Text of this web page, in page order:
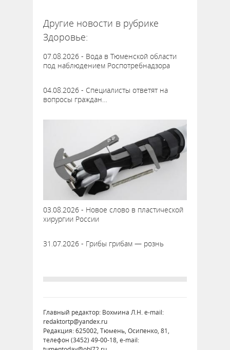
Другие новости в рубрике
Здоровье:
07.08.2026 - Вода в Тюменской области
под наблюдением Роспотребнадзора
04.08.2026 - Специалисты ответят на
вопросы граждан…
03.08.2026 - Новое слово в пластической
хирургии России
31.07.2026 - Грибы грибам — рознь
Главный редактор: Вохмина Л.Н. e-mail:
redaktortp@yandex.ru
Редакция: 625002, Тюмень, Осипенко, 81,
телефон (3452) 49-00-18, e-mail: